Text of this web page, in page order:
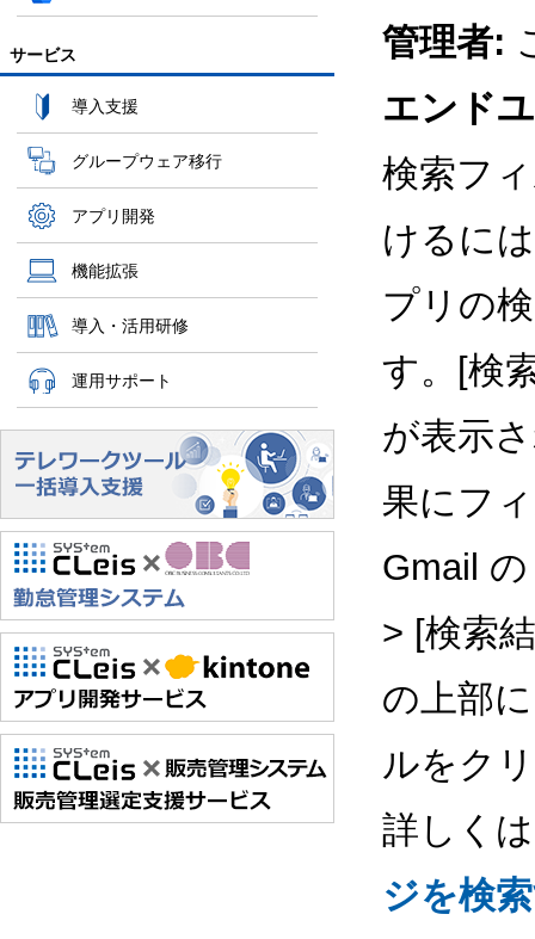
サービス
導入支援
グループウェア移行
アプリ開発
機能拡張
導入・活用研修
運用サポート
管理者:
エンド
検索フ
けるに
プリの
す。[検
が表示
果にフ
Gmail
> [検索
の上部
ルをク
詳しく
ジを検